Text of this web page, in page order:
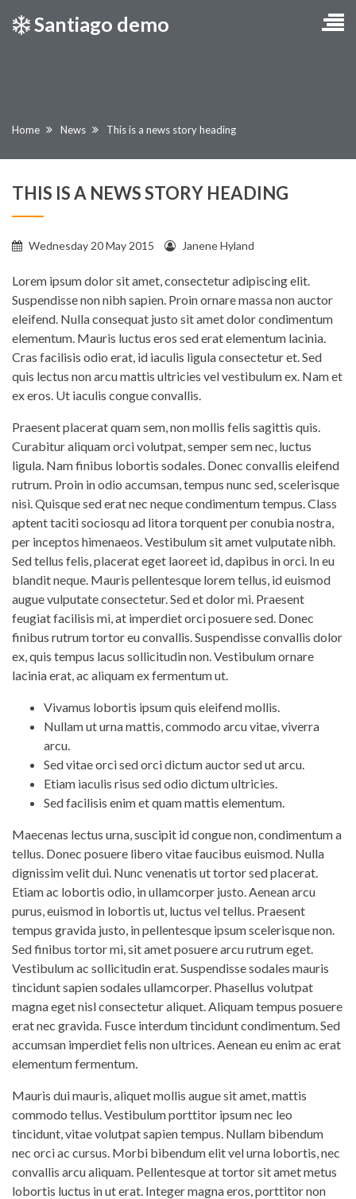
Santiago demo
Home News Current:
This is a news story heading
THIS IS A NEWS STORY HEADING
Published
Wednesday 20 May 2015
Written
Janene Hyland
Lorem ipsum dolor sit amet, consectetur adipiscing elit.
Suspendisse non nibh sapien. Proin ornare massa non auctor
eleifend. Nulla consequat justo sit amet dolor condimentum
elementum. Mauris luctus eros sed erat elementum lacinia.
Cras facilisis odio erat, id iaculis ligula consectetur et. Sed
quis lectus non arcu mattis ultricies vel vestibulum ex. Nam et
ex eros. Ut iaculis congue convallis.
Praesent placerat quam sem, non mollis felis sagittis quis.
Curabitur aliquam orci volutpat, semper sem nec, luctus
ligula. Nam finibus lobortis sodales. Donec convallis eleifend
rutrum. Proin in odio accumsan, tempus nunc sed, scelerisque
nisi. Quisque sed erat nec neque condimentum tempus. Class
aptent taciti sociosqu ad litora torquent per conubia nostra,
per inceptos himenaeos. Vestibulum sit amet vulputate nibh.
Sed tellus felis, placerat eget laoreet id, dapibus in orci. In eu
blandit neque. Mauris pellentesque lorem tellus, id euismod
augue vulputate consectetur. Sed et dolor mi. Praesent
feugiat facilisis mi, at imperdiet orci posuere sed. Donec
finibus rutrum tortor eu convallis. Suspendisse convallis dolor
ex, quis tempus lacus sollicitudin non. Vestibulum ornare
lacinia erat, ac aliquam ex fermentum ut.
Vivamus lobortis ipsum quis eleifend mollis.
Nullam ut urna mattis, commodo arcu vitae, viverra
arcu.
Sed vitae orci sed orci dictum auctor sed ut arcu.
Etiam iaculis risus sed odio dictum ultricies.
Sed facilisis enim et quam mattis elementum.
Maecenas lectus urna, suscipit id congue non, condimentum a
tellus. Donec posuere libero vitae faucibus euismod. Nulla
dignissim velit dui. Nunc venenatis ut tortor sed placerat.
Etiam ac lobortis odio, in ullamcorper justo. Aenean arcu
purus, euismod in lobortis ut, luctus vel tellus. Praesent
tempus gravida justo, in pellentesque ipsum scelerisque non.
Sed finibus tortor mi, sit amet posuere arcu rutrum eget.
Vestibulum ac sollicitudin erat. Suspendisse sodales mauris
tincidunt sapien sodales ullamcorper. Phasellus volutpat
magna eget nisl consectetur aliquet. Aliquam tempus posuere
erat nec gravida. Fusce interdum tincidunt condimentum. Sed
accumsan imperdiet felis non ultrices. Aenean eu enim ac erat
elementum fermentum.
Mauris dui mauris, aliquet mollis augue sit amet, mattis
commodo tellus. Vestibulum porttitor ipsum nec leo
tincidunt, vitae volutpat sapien tempus. Nullam bibendum
nec orci ac cursus. Morbi bibendum elit vel urna lobortis, nec
convallis arcu aliquam. Pellentesque at tortor sit amet metus
lobortis luctus in ut erat. Integer magna eros, porttitor non